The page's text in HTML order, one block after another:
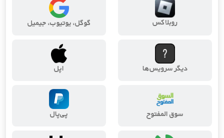
روبلاکس گوگل، یوتیوب، جیمیل
دیگر سرویس‌ها اپل
سوق المفتوح پی‌پال